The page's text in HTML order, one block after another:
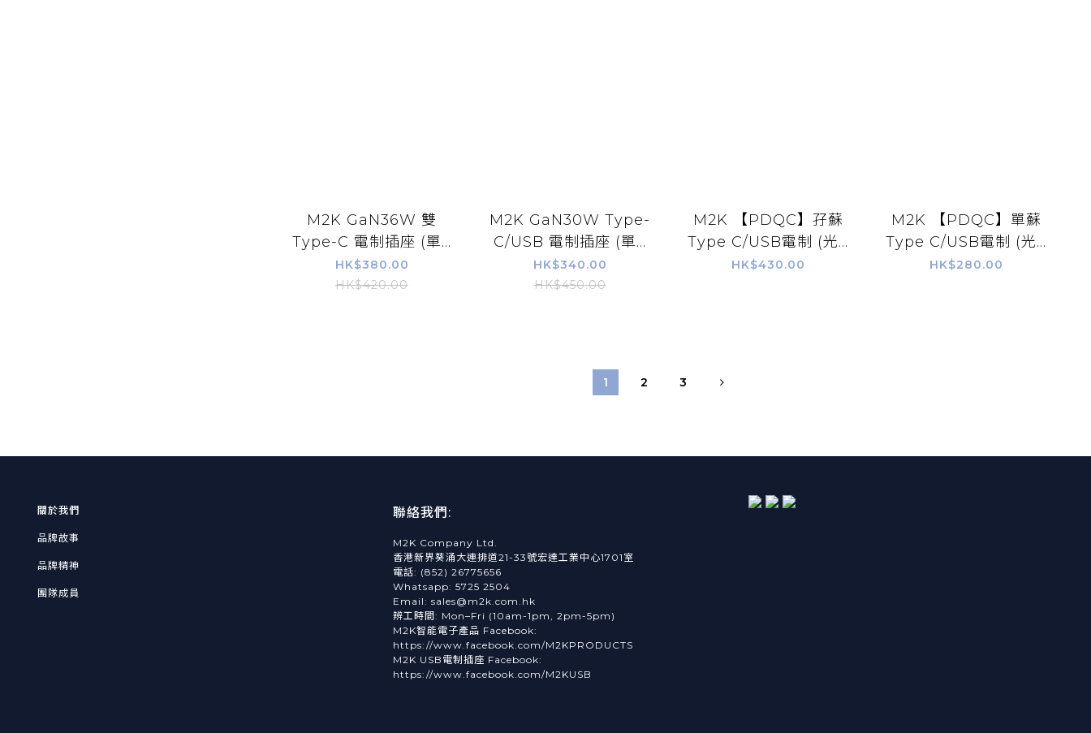
M2K GaN36W 雙
Type-C 電制插座 (單...
HK$380.00
HK$420.00
M2K GaN30W Type-
C/USB 電制插座 (單...
HK$340.00
HK$450.00
M2K 【PDQC】孖蘇
Type C/USB電制 (光...
HK$430.00
M2K 【PDQC】單蘇
Type C/USB電制 (光...
HK$280.00
1 2 3
關於我們
品牌故事
品牌精神
團隊成員
聯絡我們:
M2K Company Ltd.
香港新界葵涌大連排道21-33號宏達工業中心1701室
電話: (852) 26775656
Whatsapp: 5725 2504
Email: sales@m2k.com.hk
辨工時間: Mon–Fri (10am-1pm, 2pm-5pm)
M2K智能電子產品 Facebook:
https://www.facebook.com/M2KPRODUCTS
M2K USB電制插座 Facebook:
https://www.facebook.com/M2KUSB